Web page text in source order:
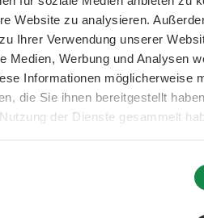
Website zu analysieren.
Ihrer Verwendung unserer
Medien, Werbung und Analysen
Informationen möglicherweise
die Sie ihnen bereitgestellt
der Dienste gesammelt
Bewertung von 4 von 5 Sternen